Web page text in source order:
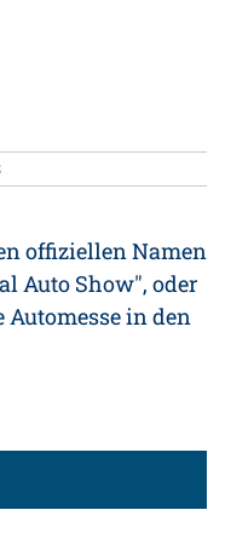
offiziellen Namen
Auto Show", oder
in den